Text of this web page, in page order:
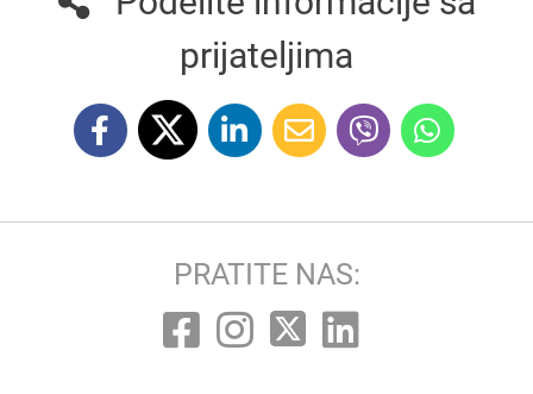
prijateljima
PRATITE NAS: